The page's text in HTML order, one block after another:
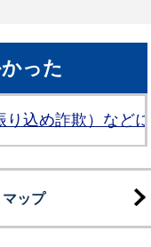
った
込め詐欺）など
ップ